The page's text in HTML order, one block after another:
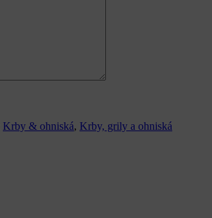
Krby & ohniská, Krby, grily a ohniská